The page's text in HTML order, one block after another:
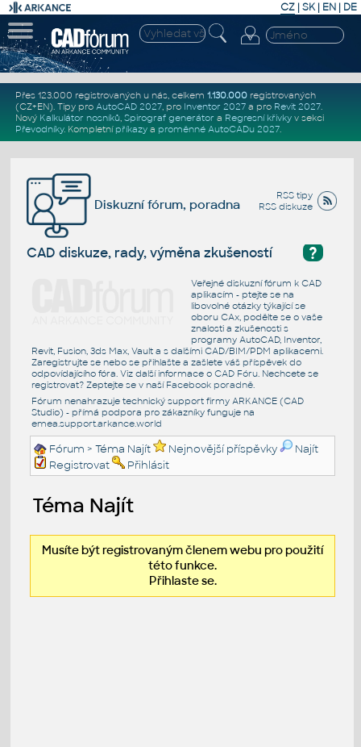
CZ | SK| EN | DE
Přes 123.000 registrovaných u nás, celkem 1.130.000registrovaných
(CZ+EN). Tipy pro AutoCAD 2027, pro Inventor 2027a pro Revit 2027.
Nový Kalkulátor nosníků, Spirograf generátor a Regresní křivkyv sekci
Převodníky. Kompletní příkazya proměnné AutoCADu 2027.
RSS tipy
RSS diskuze
Diskuzní fórum, poradna
?
CAD diskuze, rady, výměna zkušeností
Veřejné diskuzní fórum k CAD
aplikacím - ptejte se na
libovolné otázky týkající se
oboru CAx, podělte se o vaše
znalosti a zkušenosti s
programy AutoCAD, Inventor,
Revit, Fusion, 3ds Max, Vault a s dalšími CAD/BIM/PDM aplikacemi.
Zaregistrujte se nebo se přihlašte a zašlete váš příspěvek do
odpovídajícího fóra. Viz další informace o CAD Fóru. Nechcete se
registrovat? Zeptejte se v naší Facebook poradně.
Fórum nenahrazuje technický support firmy ARKANCE (CAD
Studio) - přímá podpora pro zákazníky funguje na
emea.support.arkance.world
Fórum > Téma Najít Nejnovější příspěvky
Najít
Registrovat
Přihlásit
Téma Najít
Musíte být registrovaným členem webu pro použití
této funkce.
Přihlaste se.